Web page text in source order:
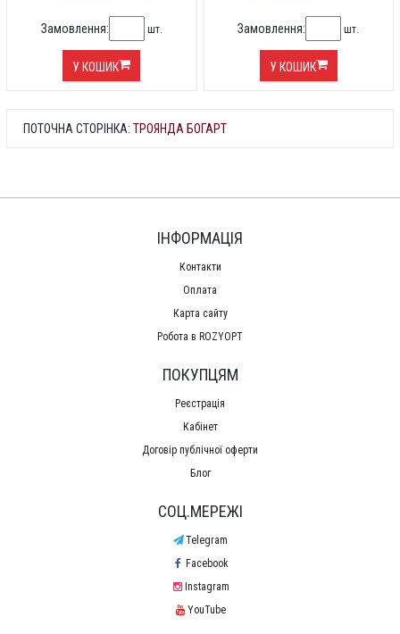
Замовлення: шт.
У КОШИК
Замовлення: шт.
У КОШИК
ПОТОЧНА СТОРІНКА: ТРОЯНДА БОГАРТ
ІНФОРМАЦІЯ
Контакти
Оплата
Карта сайту
Робота в ROZYOPT
ПОКУПЦЯМ
Реєстрація
Кабінет
Договір публічної оферти
Блог
СОЦ.МЕРЕЖІ
Telegram
Facebook
Instagram
YouTube